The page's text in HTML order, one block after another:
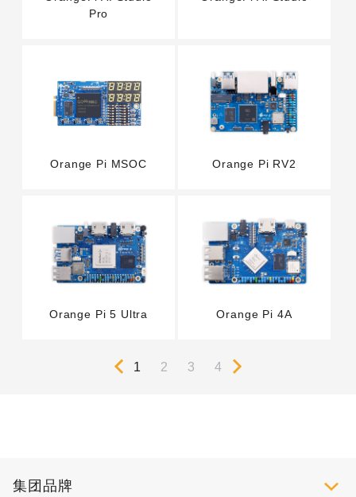
Pro
Orange Pi MSOC Orange Pi RV2
Orange Pi 5 Ultra Orange Pi 4A
1 2 3 4
集团品牌